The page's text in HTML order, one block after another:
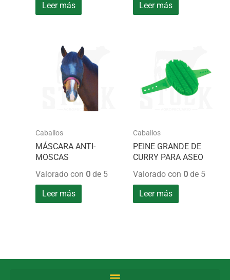
Leer más Leer más
Caballos
MÁSCARA ANTI-
MOSCAS
Valorado con 0 de 5
Leer más
Caballos
PEINE GRANDE DE
CURRY PARA ASEO
Valorado con 0de 5
Leer más